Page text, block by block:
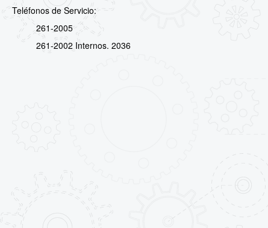
Teléfonos de Servicio:
261-2005
261-2002 Internos. 2036